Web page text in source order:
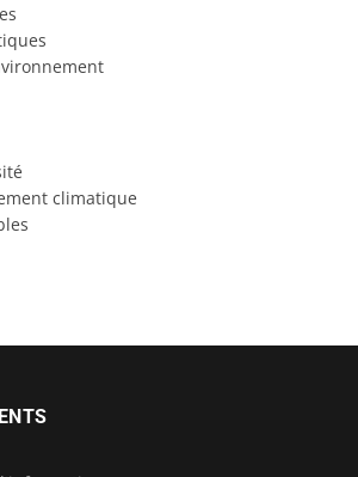
climatique